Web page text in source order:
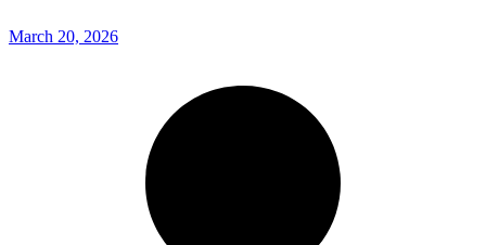
March 20, 2026